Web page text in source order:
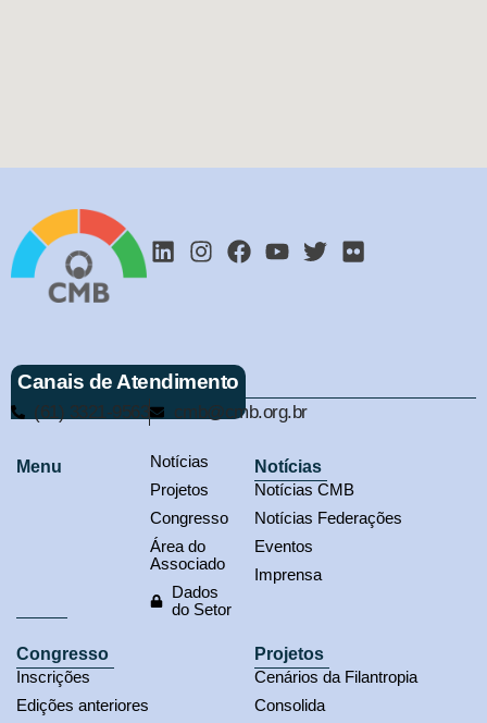
Canais de Atendimento
(61) 3321-9563 cmb@cmb.org.br
Menu
Notícias
Projetos
Congresso
Área do
Associado
Dados
do Setor
Notícias
Notícias CMB
Notícias Federações
Eventos
Imprensa
Congresso
Inscrições
Edições anteriores
Projetos
Cenários da Filantropia
Consolida